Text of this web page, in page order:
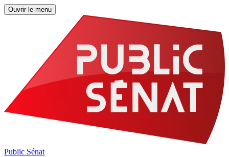
Ouvrir le menu
Public Sénat